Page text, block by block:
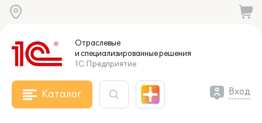
Отраслевые
и специализированныерешения
1С:Предприятие
Каталог Вход